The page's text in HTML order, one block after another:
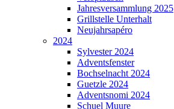
Jahresversammlung 2025
Grillstelle Unterhalt
Neujahrsapéro
2024
Sylvester 2024
Adventsfenster
Bochselnacht 2024
Guetzle 2024
Adventsnomi 2024
Schuel Muure